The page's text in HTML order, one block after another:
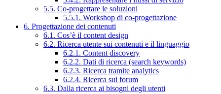
5.5. Co-progettare le soluzioni
5.5.1. Workshop di co-progettazione
6. Progettazione dei contenuti
6.1. Cos’è il content design
6.2. Ricerca utente sui contenuti e il linguaggio
6.2.1. Content discovery
6.2.2. Dati di ricerca (search keywords)
6.2.3. Ricerca tramite analytics
6.2.4. Ricerca sui forum
6.3. Dalla ricerca ai bisogni degli utenti